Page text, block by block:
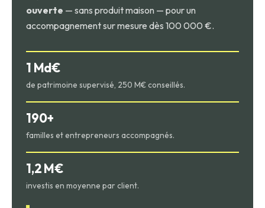
ouverte — sans produit maison — pour un
accompagnement sur mesure dès 100 000 €.
1 Md€
de patrimoine supervisé, 250 M€ conseillés.
190+
familles et entrepreneurs accompagnés.
1,2 M€
investis en moyenne par client.